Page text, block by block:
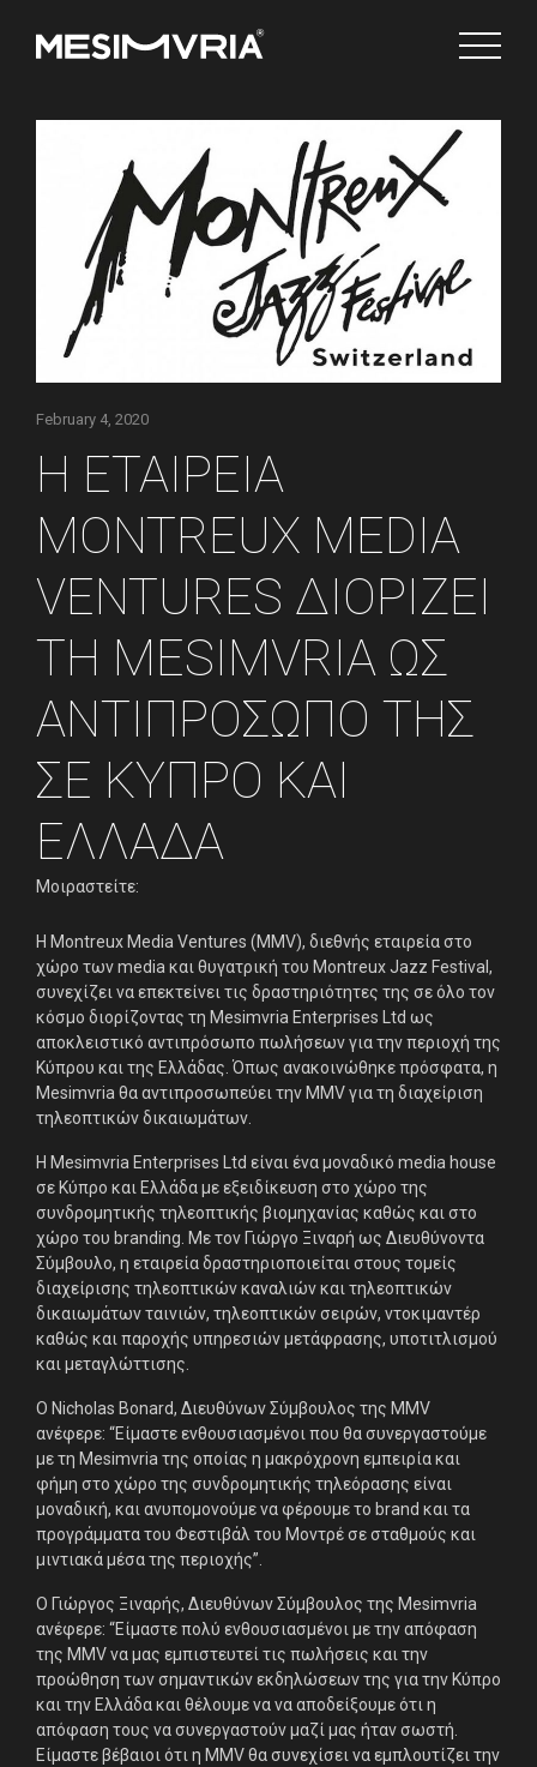
Channels
Εταιρεία
Πελάτες
What’s Up
Νέα
Διαφημίστε
February 4, 2020
Η ΕΤΑΙΡΕΙΑ
MONTREUX MEDIA
VENTURES ΔΙΟΡΙΖΕΙ
ΤΗ MESIMVRIA ΩΣ
ΑΝΤΙΠΡΟΣΩΠΟ ΤΗΣ
ΣΕ ΚΥΠΡΟ ΚΑΙ
ΕΛΛΑΔΑ
Μοιραστείτε:
Η Montreux Media Ventures (MMV), διεθνής εταιρεία στο
χώρο των media και θυγατρική του Montreux Jazz Festival,
συνεχίζει να επεκτείνει τις δραστηριότητες της σε όλο τον
κόσμο διορίζοντας τη Mesimvria Enterprises Ltd ως
αποκλειστικό αντιπρόσωπο πωλήσεων για την περιοχή της
Κύπρου και της Ελλάδας. Όπως ανακοινώθηκε πρόσφατα, η
Mesimvria θα αντιπροσωπεύει την MMV για τη διαχείριση
τηλεοπτικών δικαιωμάτων.
Η Mesimvria Enterprises Ltd είναι ένα μοναδικό media house
σε Κύπρο και Ελλάδα με εξειδίκευση στο χώρο της
συνδρομητικής τηλεοπτικής βιομηχανίας καθώς και στο
χώρο του branding. Με τον Γιώργο Ξιναρή ως Διευθύνοντα
Σύμβουλο, η εταιρεία δραστηριοποιείται στους τομείς
διαχείρισης τηλεοπτικών καναλιών και τηλεοπτικών
δικαιωμάτων ταινιών, τηλεοπτικών σειρών, ντοκιμαντέρ
καθώς και παροχής υπηρεσιών μετάφρασης, υποτιτλισμού
και μεταγλώττισης.
Ο Nicholas Bonard, Διευθύνων Σύμβουλος της MMV
ανέφερε: “Είμαστε ενθουσιασμένοι που θα συνεργαστούμε
με τη Mesimvria της οποίας η μακρόχρονη εμπειρία και
φήμη στο χώρο της συνδρομητικής τηλεόρασης είναι
μοναδική, και ανυπομονούμε να φέρουμε το brand και τα
προγράμματα του Φεστιβάλ του Μοντρέ σε σταθμούς και
μιντιακά μέσα της περιοχής”.
Ο Γιώργος Ξιναρής, Διευθύνων Σύμβουλος της Mesimvria
ανέφερε: “Είμαστε πολύ ενθουσιασμένοι με την απόφαση
της MMV να μας εμπιστευτεί τις πωλήσεις και την
προώθηση των σημαντικών εκδηλώσεων της για την Κύπρο
και την Ελλάδα και θέλουμε να να αποδείξουμε ότι η
απόφαση τους να συνεργαστούν μαζί μας ήταν σωστή.
Είμαστε βέβαιοι ότι η MMV θα συνεχίσει να εμπλουτίζει την